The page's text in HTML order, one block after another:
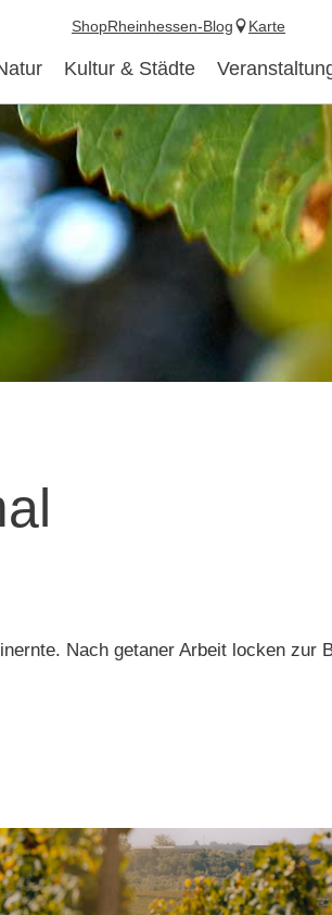
Kultur & Städte
ShopRheinhessen-Blog Karte
Nach getaner Arbeit locken zur